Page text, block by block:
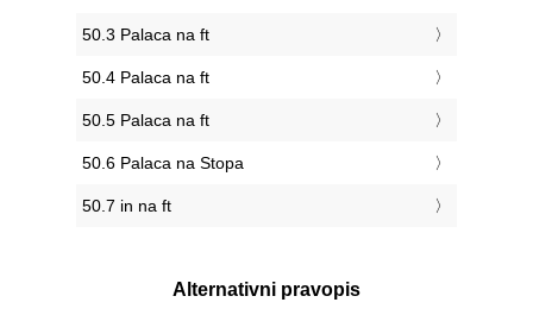
50.3 Palaca na ft
50.4 Palaca na ft
50.5 Palaca na ft
50.6 Palaca na Stopa
50.7 in na ft
Alternativni pravopis